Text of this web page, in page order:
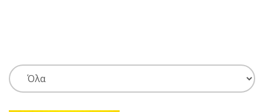
ΚΑΤΗΓΟΡΙΕΣ ΣΥΝΔΕΣΗ